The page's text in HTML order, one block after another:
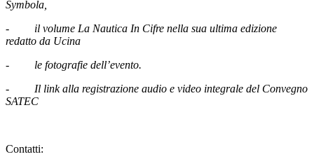
Symbola,
- il volume La Nautica In Cifre nella sua ultima edizione
redatto da Ucina
- le fotografie dell’evento.
- Il link alla registrazione audio e video integrale del Convegno
SATEC
Contatti: